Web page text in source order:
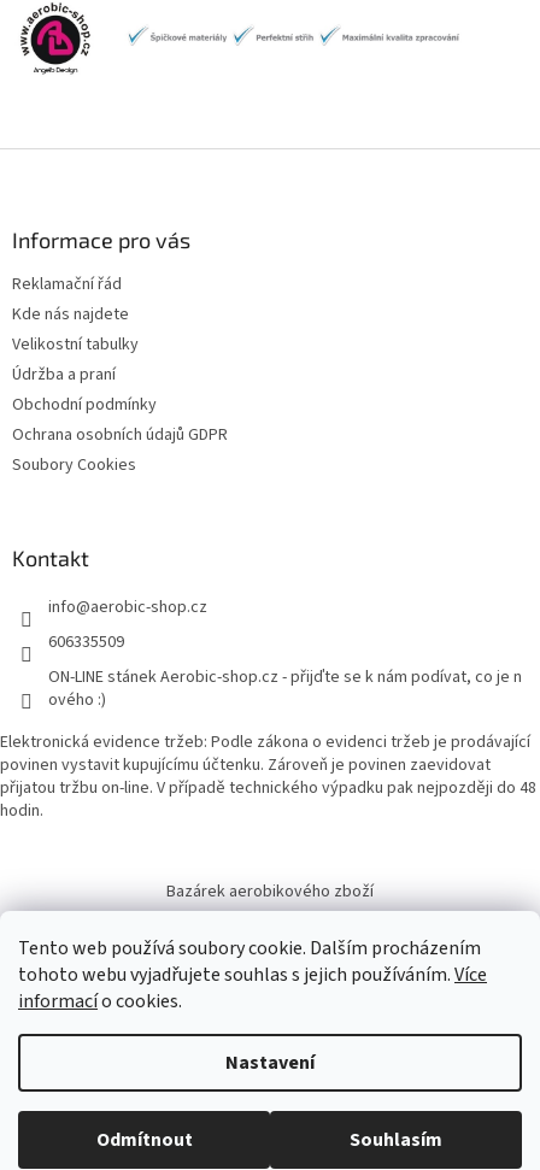
Tento web používá soubory cookie. Dalším procházením
tohoto webu vyjadřujete souhlas s jejich používáním.Více
informacío cookies.
Nastavení
Odmítnout Souhlasím
Informace pro vás
Reklamační řád
Kde nás najdete
Velikostní tabulky
Údržba a praní
Obchodní podmínky
Ochrana osobních údajů GDPR
Soubory Cookies
Kontakt
info@aerobic-shop.cz
606335509
ON-LINE stánek Aerobic-shop.cz - přijďte se k nám podívat, co je n
ového :)
Elektronická evidence tržeb: Podle zákona o evidenci tržeb je prodávající
povinen vystavit kupujícímu účtenku. Zároveň je povinen zaevidovat
přijatou tržbu on-line. V případě technického výpadku pak nejpozději do 48
hodin.
Bazárek aerobikového zboží
Copyright 2026Aerobic-shop.cz. Všechna práva vyhrazena.Upravit